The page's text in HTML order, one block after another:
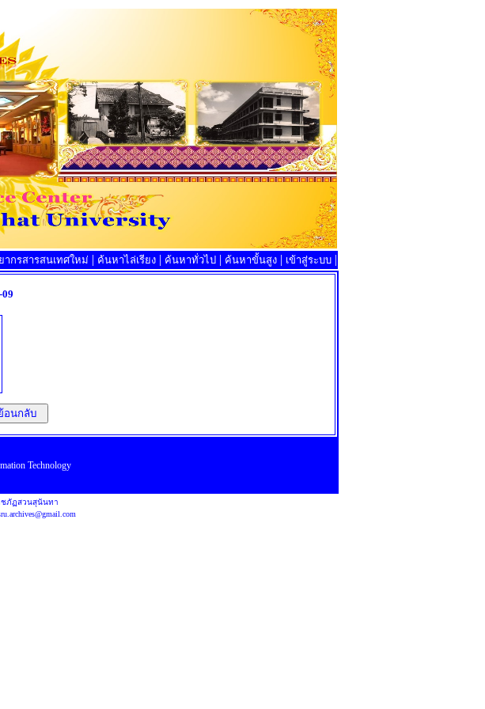
ากรสารสนเทศใหม่ | ค้นหาไล่เรียง | ค้นหาทั่วไป | ค้นหาขั้นสูง | เข้าสู่ระบบ |
อนกลับ
Technology
ชภัฏสวนสุนันทา